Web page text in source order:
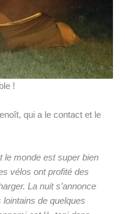
!
qui a le contact et le
le monde est super bien
vélos ont profité des
La nuit s’annonce
de quelques